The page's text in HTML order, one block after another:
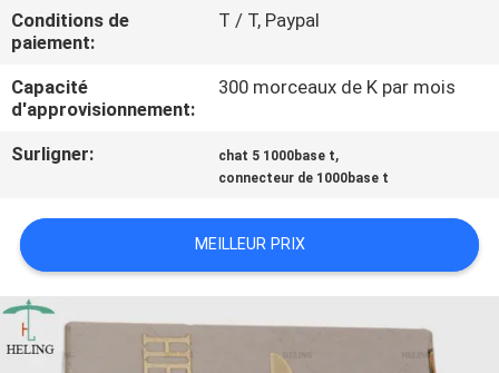
CONTACTEZ-
NOUS
DEMANDEZ
UNE
PLAN
DU
SITE
Conditions de
paiement:
T / T, Paypal
Capacité
d'approvisionnement:
300 morceaux de K par mois
Surligner: chat 5 1000base t,
connecteur de 1000base t
MEILLEUR PRIX